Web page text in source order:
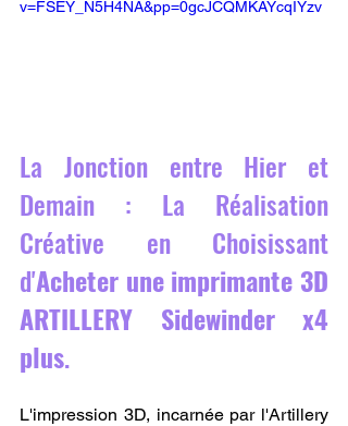
v=FSEY_N5H4NA&pp=0gcJCQMKAYcqIYzv
La Jonction entre Hier et
Demain : La Réalisation
Créative en Choisissant
d'Acheter une imprimante 3D
ARTILLERY Sidewinder x4
plus.
L'impression 3D, incarnée par l'Artillery